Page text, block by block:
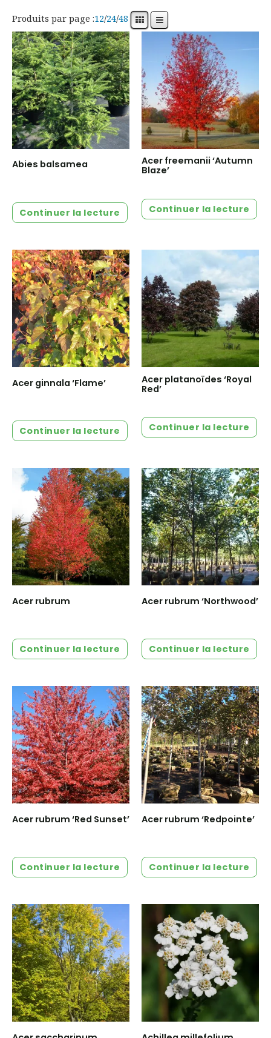
Produits par page :12/24/48
Abies balsamea
Continuer la lecture
Acer freemanii ‘Autumn
Blaze’
Continuer la lecture
Acer ginnala ‘Flame’
Continuer la lecture
Acer platanoïdes ‘Royal
Red’
Continuer la lecture
Acer rubrum
Continuer la lecture
Acer rubrum ‘Northwood’
Continuer la lecture
Acer rubrum ‘Red Sunset’
Continuer la lecture
Acer rubrum ‘Redpointe’
Continuer la lecture